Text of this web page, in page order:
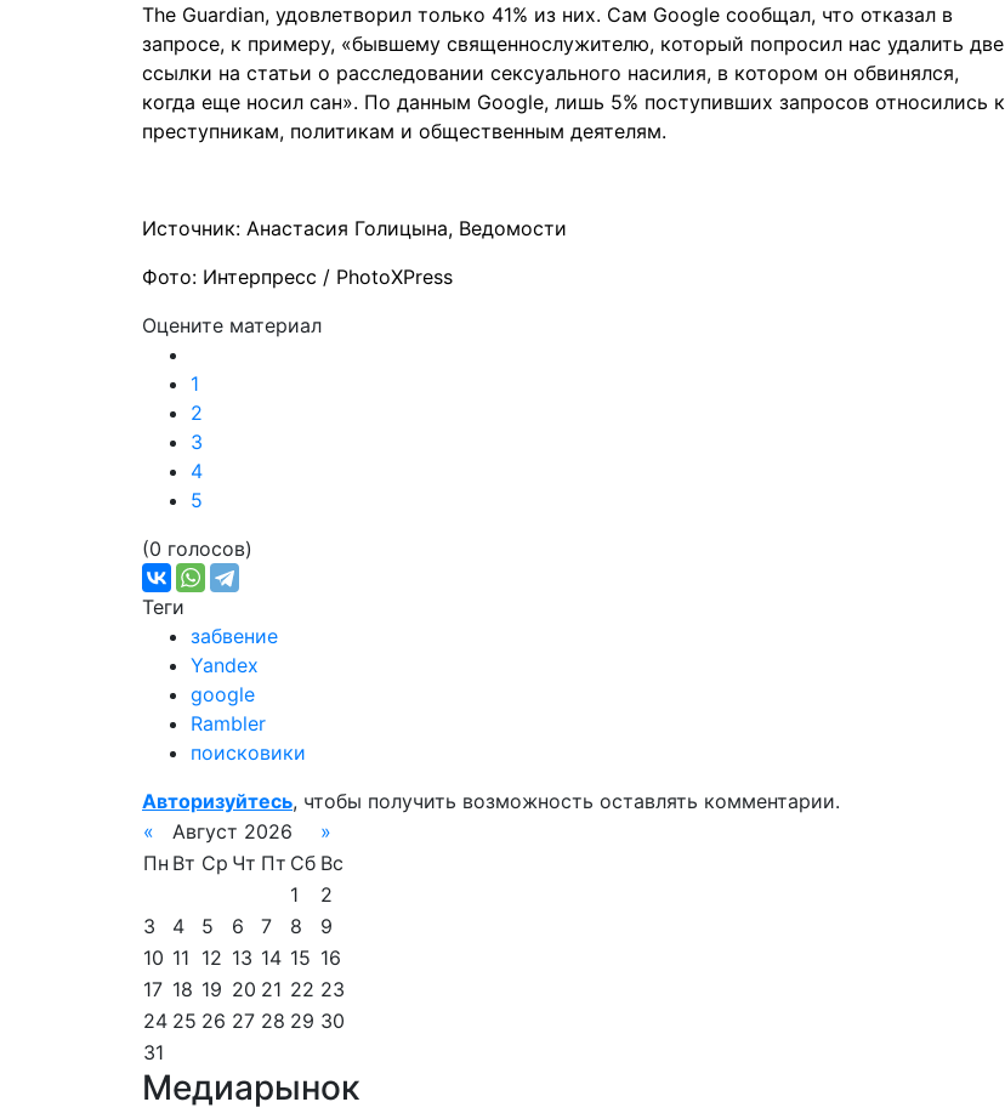
The Guardian, удовлетворил только 41% из них. Сам Google сообщал, что отказал в
запросе, к примеру, «бывшему священнослужителю, который попросил нас удалить две
ссылки на статьи о расследовании сексуального насилия, в котором он обвинялся,
когда еще носил сан». По данным Google, лишь 5% поступивших запросов относились к
преступникам, политикам и общественным деятелям.
Источник: Анастасия Голицына, Ведомости
Фото: Интерпресс / PhotoXPress
Оцените материал
1
2
3
4
5
(0 голосов)
Теги
забвение
Yandex
google
Rambler
поисковики
Авторизуйтесь, чтобы получить возможность оставлять комментарии.
«
Август 2026
»
Пн Вт Ср Чт Пт Сб Вс
1
2
3
4 5 6 7 8
9
10 11 12 13 14 15 16
17 18 19 20 21 22 23
24 25 26 27 28 29 30
31
Медиарынок